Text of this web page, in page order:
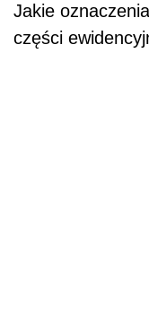
Jakie
części